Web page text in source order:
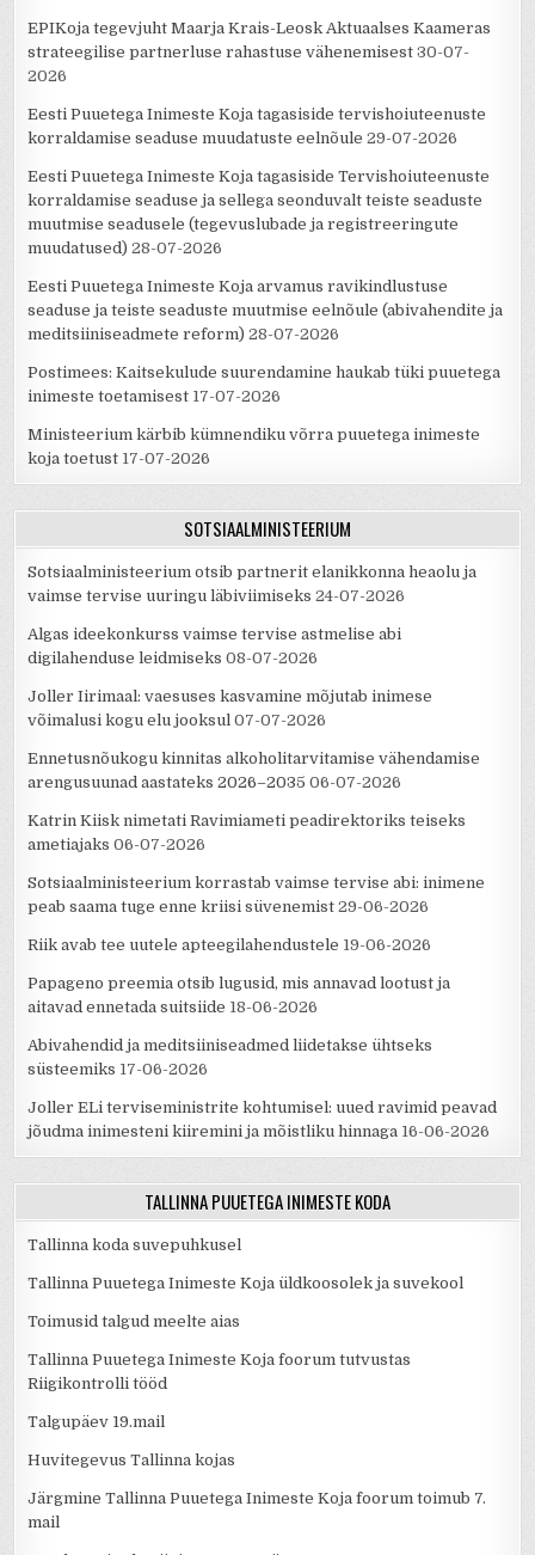
EPIKoja tegevjuht Maarja Krais-Leosk Aktuaalses Kaameras
strateegilise partnerluse rahastuse vähenemisest 30-07-
2026
Eesti Puuetega Inimeste Koja tagasiside tervishoiuteenuste
korraldamise seaduse muudatuste eelnõule 29-07-2026
Eesti Puuetega Inimeste Koja tagasiside Tervishoiuteenuste
korraldamise seaduse ja sellega seonduvalt teiste seaduste
muutmise seadusele (tegevuslubade ja registreeringute
muudatused) 28-07-2026
Eesti Puuetega Inimeste Koja arvamus ravikindlustuse
seaduse ja teiste seaduste muutmise eelnõule (abivahendite ja
meditsiiniseadmete reform) 28-07-2026
Postimees: Kaitsekulude suurendamine haukab tüki puuetega
inimeste toetamisest 17-07-2026
Ministeerium kärbib kümnendiku võrra puuetega inimeste
koja toetust 17-07-2026
SOTSIAALMINISTEERIUM
Sotsiaalministeerium otsib partnerit elanikkonna heaolu ja
vaimse tervise uuringu läbiviimiseks 24-07-2026
Algas ideekonkurss vaimse tervise astmelise abi
digilahenduse leidmiseks 08-07-2026
Joller Iirimaal: vaesuses kasvamine mõjutab inimese
võimalusi kogu elu jooksul 07-07-2026
Ennetusnõukogu kinnitas alkoholitarvitamise vähendamise
arengusuunad aastateks 2026–2035 06-07-2026
Katrin Kiisk nimetati Ravimiameti peadirektoriks teiseks
ametiajaks 06-07-2026
Sotsiaalministeerium korrastab vaimse tervise abi: inimene
peab saama tuge enne kriisi süvenemist 29-06-2026
Riik avab tee uutele apteegilahendustele 19-06-2026
Papageno preemia otsib lugusid, mis annavad lootust ja
aitavad ennetada suitsiide 18-06-2026
Abivahendid ja meditsiiniseadmed liidetakse ühtseks
süsteemiks 17-06-2026
Joller ELi terviseministrite kohtumisel: uued ravimid peavad
jõudma inimesteni kiiremini ja mõistliku hinnaga 16-06-2026
TALLINNA PUUETEGA INIMESTE KODA
Tallinna koda suvepuhkusel
Tallinna Puuetega Inimeste Koja üldkoosolek ja suvekool
Toimusid talgud meelte aias
Tallinna Puuetega Inimeste Koja foorum tutvustas
Riigikontrolli tööd
Talgupäev 19.mail
Huvitegevus Tallinna kojas
Järgmine Tallinna Puuetega Inimeste Koja foorum toimub 7.
mail